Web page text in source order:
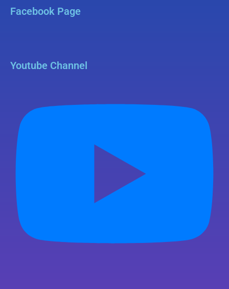
Facebook Page
Youtube Channel